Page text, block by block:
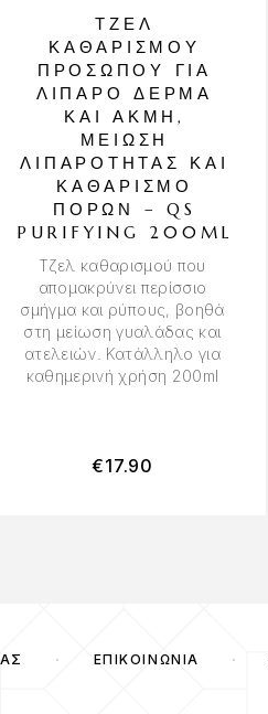
ΤΖΕΛ
ΚΑΘΑΡΙΣΜΟΎ
ΠΡΟΣΏΠΟΥ ΓΙΑ
ΛΙΠΑΡΌ ΔΈΡΜΑ
ΚΑΙ ΑΚΜΉ,
ΜΕΊΩΣΗ
ΛΙΠΑΡΌΤΗΤΑΣ ΚΑΙ
ΚΑΘΑΡΙΣΜΌ
ΠΌΡΩΝ – QS
PURIFYING 200ML
Τζελ καθαρισμού που
απομακρύνει περίσσιο
σμήγμα και ρύπους, βοηθά
στη μείωση γυαλάδας και
ατελειών. Κατάλληλο για
καθημερινή χρήση 200ml
€17.90
ΕΠΙΚΟΙΝΩΝΊΑ